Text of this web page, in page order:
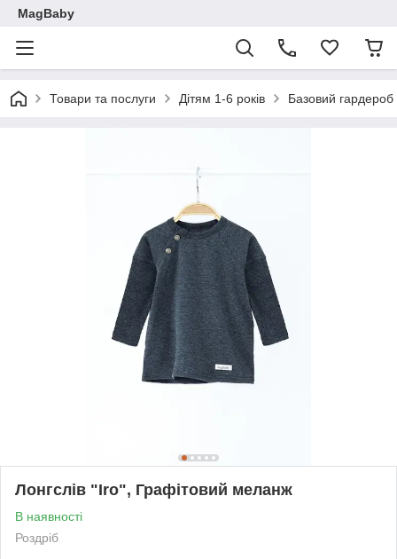
MagBaby
Товари та послуги Дітям 1-6 років Базовий гардероб
Лонгслів "Iro", Графітовий меланж
В наявності
Роздріб